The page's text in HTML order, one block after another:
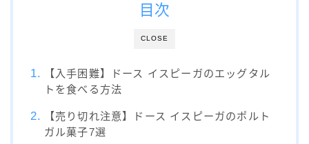
CLOSE
目次
【入手困難】ドース イスピーガのエッグタル
トを食べる方法
【売り切れ注意】ドース イスピーガのポルト
ガル菓子7選